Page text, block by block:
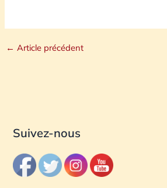
← Article précédent
Suivez-nous